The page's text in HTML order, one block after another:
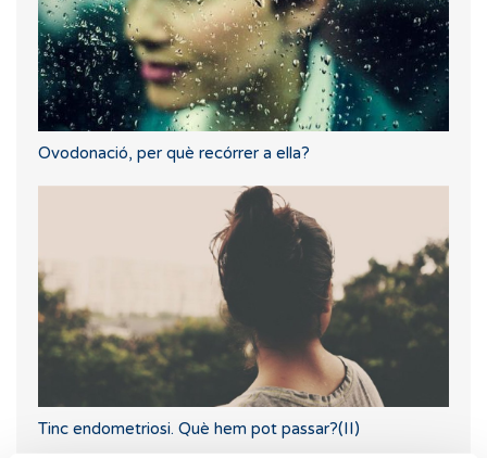
Ovodonació, per què recórrer a ella?
Tinc endometriosi. Què hem pot passar?(II)